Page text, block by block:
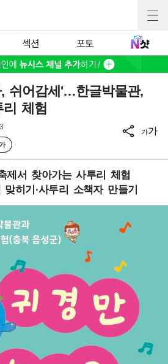
섹션 포토
쉬어감세'…한글박물관,
체험
가가
제서 찾아가는 사투리 체험
히기·사투리 소책자 만들기